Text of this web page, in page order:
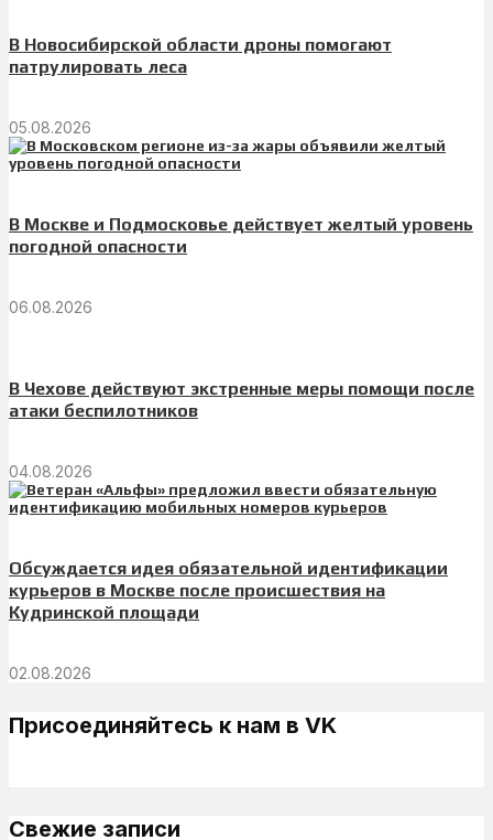
В Новосибирской области дроны помогают
патрулировать леса
05.08.2026
В Москве и Подмосковье действует желтый уровень
погодной опасности
06.08.2026
В Чехове действуют экстренные меры помощи после
атаки беспилотников
04.08.2026
Обсуждается идея обязательной идентификации
курьеров в Москве после происшествия на
Кудринской площади
02.08.2026
Присоединяйтесь к нам в VK
Свежие записи